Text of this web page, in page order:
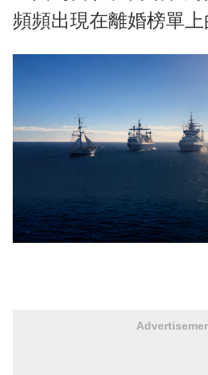
頻頻出現在離婚榜單上